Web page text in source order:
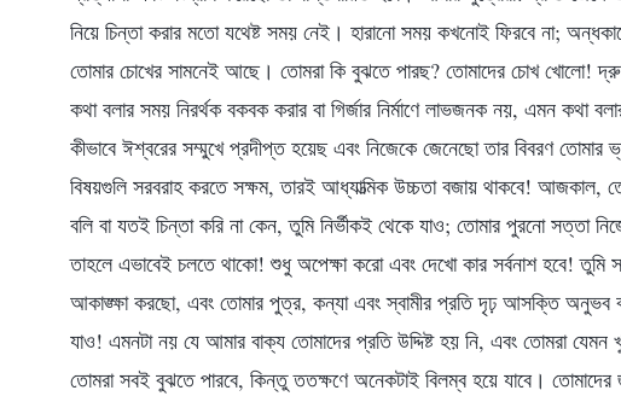
নিয়ে চিন্তা করার মতো যথেষ্ট সময় নেই। হারানো সময় কখনোই ফিরবে না;
তোমার চোখের সামনেই আছে। তোমরা কি বুঝতে পারছ? তোমাদের চোখ খোলো!
কথা বলার সময় নিরর্থক বকবক করার বা গির্জার নির্মাণে লাভজনক নয়, এমন কথা
কীভাবে ঈশ্বরের সম্মুখে প্রদীপ্ত হয়েছ এবং নিজেকে জেনেছো তার বিবরণ
বিষয়গুলি সরবরাহ করতে সক্ষম, তারই আধ্যাত্মিক উচ্চতা বজায় থাকবে!
বলি বা যতই চিন্তা করি না কেন, তুমি নির্ভীকই থেকে যাও; তোমার পুরনো সত্তা
তাহলে এভাবেই চলতে থাকো! শুধু অপেক্ষা করো এবং দেখো কার সর্বনাশ হবে! তুমি
আকাঙ্ক্ষা করছো, এবং তোমার পুত্র, কন্যা এবং স্বামীর প্রতি দৃঢ় আসক্তি
যাও! এমনটা নয় যে আমার বাক্য তোমাদের প্রতি উদ্দিষ্ট হয় নি, এবং তোমরা
তোমরা সবই বুঝতে পারবে, কিন্তু ততক্ষণে অনেকটাই বিলম্ব হয়ে যাবে।